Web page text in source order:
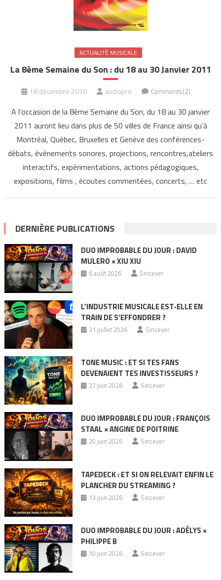
ACTUALITÉ MUSICALE
La 8ème Semaine du Son : du 18 au 30 Janvier 2011
16 décembre 2010 audiopro Comments(2)
A l’occasion de la 8ème Semaine du Son, du 18 au 30 janvier
2011 auront lieu dans plus de 50 villes de France ainsi qu’à
Montréal, Québec, Bruxelles et Genève des conférences-
débats, évènements sonores, projections, rencontres,ateliers
interactifs, expérimentations, actions pédagogiques,
expositions, films , écoutes commentées, concerts, … etc
DERNIÈRE PUBLICATIONS
DUO IMPROBABLE DU JOUR : DAVID
MULERO × XIU XIU
6 août 2026 Sincever
L’INDUSTRIE MUSICALE EST-ELLE EN
TRAIN DE S’EFFONDRER ?
31 juillet 2026 Sincever
TONE MUSIC : ET SI TES FANS
DEVENAIENT TES INVESTISSEURS ?
27 juin 2026 Sincever
DUO IMPROBABLE DU JOUR : FRANÇOIS
STAAL × ANGINE DE POITRINE
20 juin 2026 Sincever
TAPEDECK : ET SI ON RELEVAIT ENFIN LE
PLANCHER DU STREAMING ?
13 juin 2026 Sincever
DUO IMPROBABLE DU JOUR : ADÉLYS ×
PHILIPPE B
10 juin 2026 Sincever